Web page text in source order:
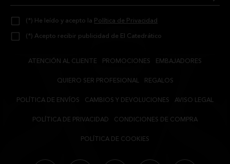
TODAS LAS PIEZAS VAN ENVASADAS AL VACÍO.
PIEZAS DE 0.800 KG, APROXIMADAMENTE.
RECOMENDACIONES
SOLAR DIRECTA.
(*) He leído y acepto la Política de Privacidad
(*) Acepto recibir publicidad de El Catedrático
ATENCIÓN AL CLIENTE PROMOCIONES EMBAJADORES
QUIERO SER PROFESIONAL REGALOS
POLÍTICA DE ENVÍOS CAMBIOS Y DEVOLUCIONES AVISO LEGAL
POLÍTICA DE PRIVACIDAD CONDICIONES DE COMPRA
POLÍTICA DE COOKIES